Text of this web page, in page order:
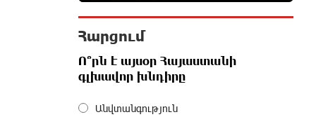
Պեղումներ և նոր բացահայտում
Սալահը կարիերան կշարունակի
Հարցում
Ո՞րն է այսօր Հայաստանի
գլխավոր խնդիրը
Անվտանգություն